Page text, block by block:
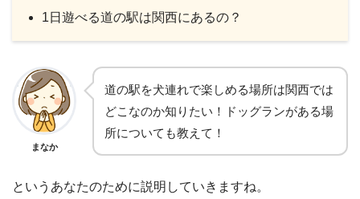
1日遊べる道の駅は関西にあるの？
まなか
道の駅を犬連れで楽しめる場所は関西では
どこなのか知りたい！ドッグランがある場
所についても教えて！
というあなたのために説明していきますね。